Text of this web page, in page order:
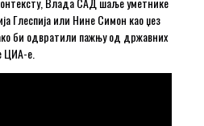
Глеспија или Нине Симон као џез
би одвратили пажњу од државних
ЦИА-е.